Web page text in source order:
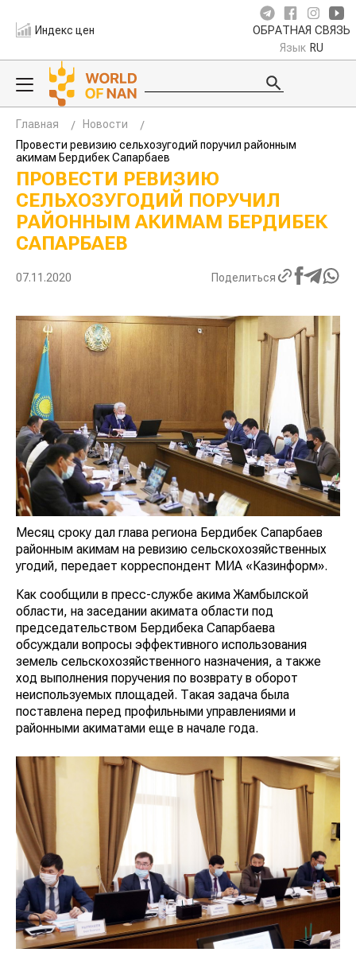
Индекс цен ОБРАТНАЯ СВЯЗЬ
Язык RU
Главная
Новости
Провести ревизию сельхозугодий поручил районным
акимам Бердибек Сапарбаев
ПРОВЕСТИ РЕВИЗИЮ
СЕЛЬХОЗУГОДИЙ ПОРУЧИЛ
РАЙОННЫМ АКИМАМ БЕРДИБЕК
САПАРБАЕВ
07.11.2020 Поделиться
Месяц сроку дал глава региона Бердибек Сапарбаев
районным акимам на ревизию сельскохозяйственных
угодий, передает корреспондент МИА «Казинформ».
Как сообщили в пресс-службе акима Жамбылской
области, на заседании акимата области под
председательством Бердибека Сапарбаева
обсуждали вопросы эффективного использования
земель сельскохозяйственного назначения, а также
ход выполнения поручения по возврату в оборот
неиспользуемых площадей. Такая задача была
поставлена перед профильными управлениями и
районными акиматами еще в начале года.